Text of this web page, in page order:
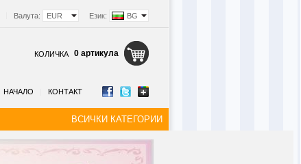
Език: BG
Валута: EUR
КОЛИЧКА 0 артикула
НАЧАЛО КОНТАКТ
ВСИЧКИ КАТЕГОРИИ